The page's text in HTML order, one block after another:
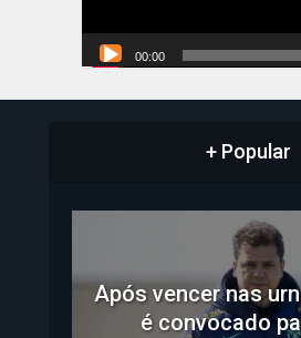
00:00
+ Popular
Após vencer nas
é convocado